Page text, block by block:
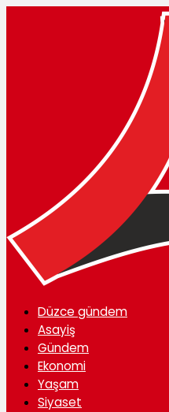
Düzce gündem
Asayiş
Gündem
Ekonomi
Yaşam
Siyaset